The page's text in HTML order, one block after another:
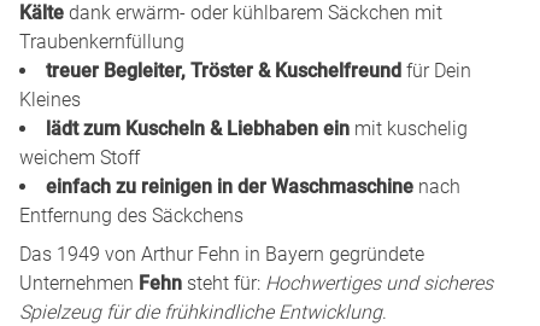
Kälte dank erwärm- oder kühlbarem Säckchen mit
Traubenkernfüllung
treuer Begleiter, Tröster & Kuschelfreund für Dein
Kleines
lädt zum Kuscheln & Liebhaben ein mit kuschelig
weichem Stoff
einfach zu reinigen in der Waschmaschine nach
Entfernung des Säckchens
Das 1949 von Arthur Fehn in Bayern gegründete
Unternehmen Fehn steht für: Hochwertiges und sicheres
Spielzeug für die frühkindliche Entwicklung.